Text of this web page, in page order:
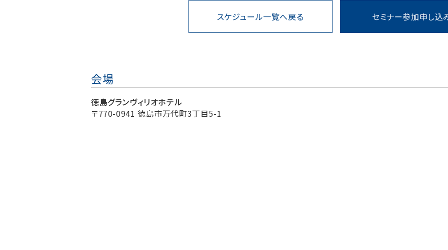
スケジュール一覧へ戻る セミナー参加申し込
会場
徳島グランヴィリオホテル
〒770-0941 徳島市万代町3丁目5-1